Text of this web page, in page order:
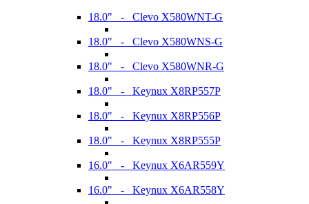
18.0" - Clevo X580WNT-G
18.0" - Clevo X580WNS-G
18.0" - Clevo X580WNR-G
18.0" - Keynux X8RP557P
18.0" - Keynux X8RP556P
18.0" - Keynux X8RP555P
16.0" - Keynux X6AR559Y
16.0" - Keynux X6AR558Y